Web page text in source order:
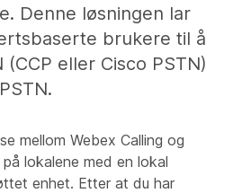
Denne løsningen lar
brukere til å
eller Cisco PSTN)
mellom Webex Calling og
lokalene med en lokal
enhet. Etter at du har